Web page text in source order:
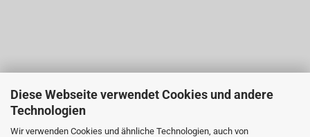
Diese Webseite verwendet Cookies und andere
Technologien
Wir verwenden Cookies und ähnliche Technologien, auch von